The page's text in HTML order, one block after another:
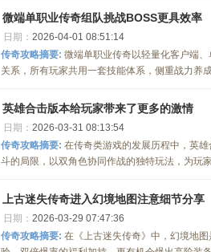
微端单职业传奇组队挑战BOSS更具效率
日期： 2026-04-01 08:51:14
传奇攻略摘要: 微端单职业传奇以轻量化客户端
关系，所有玩家共用一套技能体系，侧重战力养
英雄合击版本给玩家带来了更多的激情
日期： 2026-03-31 08:13:54
传奇攻略摘要: 在传奇类游戏的发展历程中，英
斗的局限，以双角色协同作战的独特玩法，为玩
上古迷失传奇进入幻境地图注意细节分享
日期： 2026-03-29 07:47:36
传奇攻略摘要: 在《上古迷失传奇》中，幻境地